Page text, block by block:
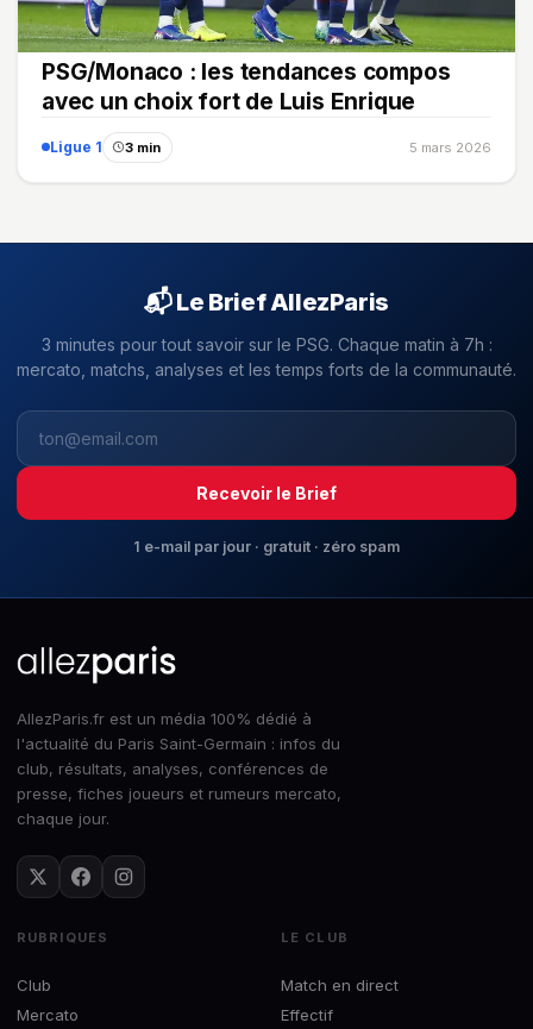
PSG/Monaco : les tendances compos
avec un choix fort de Luis Enrique
Ligue 1 3 min 5 mars 2026
📬 Le Brief AllezParis
3 minutes pour tout savoir sur le PSG. Chaque matin à 7h :
mercato, matchs, analyses et les temps forts de la communauté.
Recevoir le Brief
1 e-mail par jour · gratuit · zéro spam
AllezParis.fr est un média 100% dédié à
l'actualité du Paris Saint-Germain : infos du
club, résultats, analyses, conférences de
presse, fiches joueurs et rumeurs mercato,
chaque jour.
RUBRIQUES
Club
Mercato
LE CLUB
Match en direct
Effectif